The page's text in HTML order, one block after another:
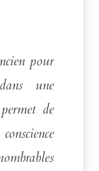
pour
une
de